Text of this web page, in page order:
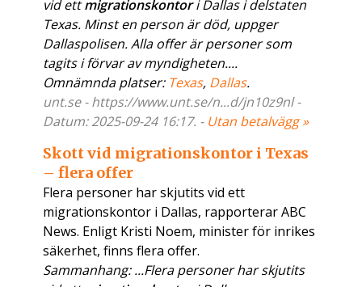
vid ettmigrationskontori Dallas i delstaten
Texas. Minst en person är död, uppger
Dallaspolisen. Alla offer är personer som
tagits i förvar av myndigheten....
Omnämnda platser: Texas, Dallas.
unt.se - https://www.unt.se/n...d/jn10z9nl -
Datum: 2025-09-24 16:17. - Utan betalvägg »
Skott vid migrationskontor i Texas
– flera offer
Flera personer har skjutits vid ett
migrationskontor i Dallas, rapporterar ABC
News. Enligt Kristi Noem, minister för inrikes
säkerhet, finns flera offer.
Sammanhang: ...Flera personer har skjutits